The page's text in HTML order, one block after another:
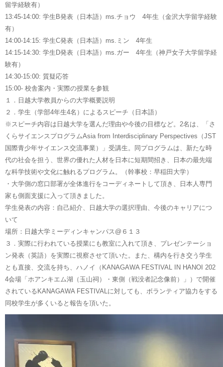
留学経験有）
13:45-14:00: 学生B発表（日本語）ms.チョウ 4年生（金沢大学留学経験
有）
14:00-14:15: 学生C発表（日本語）ms.ミン 4年生
14:15-14:30: 学生D発表（日本語）ms.ガー 4年生（神戸女子大学留学経
験有）
14:30-15:00: 質疑応答
15:00- 校舎案内・実際の授業を参観
１．日越大学教員からの大学概要説明
２．学生（学部4年生4名）によるスピーチ（日本語）
※スピーチ内容は日越大学を選んだ理由や今後の目標など。2名は、「さ
くらサイエンスプログラムAsia from Interdisciplinary Perspectives（JST
国際青少年サイエンス交流事業）」受講生。同プログラムは、新たな時
代の社会を担う、世界の優れた人材を日本に短期間招き、日本の最先端
な科学技術や文化に触れるプログラム。（幹事校：早稲田大学）
・大学側の窓口部署が全体進行をコーディネートして頂き、日本人専門
家も側面支援に入って頂きました。
学生発表の内容：自己紹介、日越大学の選択理由、今後のキャリアにつ
いて
場所：日越大学ミーディンキャンパス@６１３
３．実際に行われている授業にも教室に入れて頂き、プレゼンテーショ
ン発表（英語）を実際に視察させて頂いた。また、構内を行き交う学生
とも直接、交流を持ち、ハノイ（KANAGAWA FESTIVAL IN HANOI 202
4会場「ホアンキエム湖（玉山祠）・東側（戦没者記念像前）」）で開催
されているKANAGAWA FESTIVALに対しても、ボランティア協力をする
同校学生が多くいると報告を頂いた。